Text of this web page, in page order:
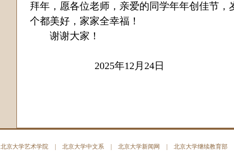
拜年，愿各位老师，亲爱的同学年年创佳节，
个都美好，家家全幸福！
谢谢大家！
2025年12月24日
北京大学艺术学院 北京大学中文系 北京大学新闻网 北京大学继续教育部